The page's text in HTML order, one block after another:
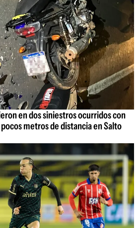
en dos siniestros ocurridos con
metros de distancia en Salto